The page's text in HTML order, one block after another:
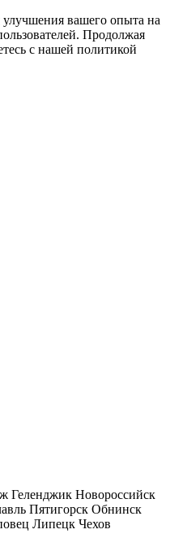
вашего опыта на
Продолжая
с нашей политикой
Геленджик Новороссийск
Пятигорск Обнинск
Липецк Чехов